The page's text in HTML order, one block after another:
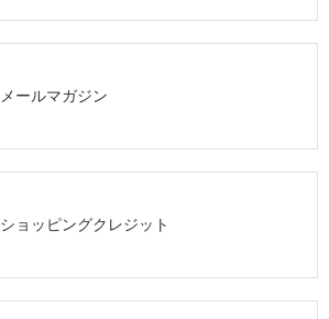
メールマガジン
ショッピングクレジット